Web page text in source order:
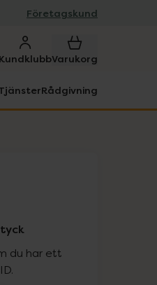
Företagskund
KundklubbVarukorg
Rådgivning
du har ett